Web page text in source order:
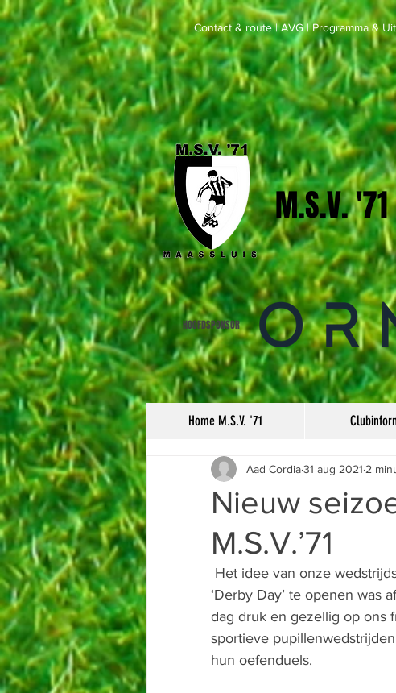
Contact & route|AVG|Programma &
M.S.V.
HOOFDSPONSOR
Home M.S.V. '71
Nieuw
M.S.V.’71
Aad Cordia31 aug 2021 2
‘Derby Day’ te openen was
dag druk en gezellig op ons
sportieve
hun oefenduels.